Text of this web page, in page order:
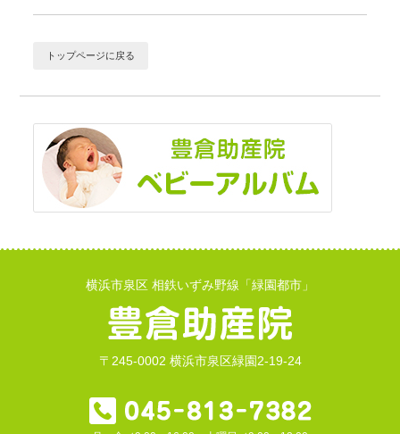
トップページに戻る
横浜市泉区 相鉄いずみ野線「緑園都市」
〒245-0002 横浜市泉区緑園2-19-24